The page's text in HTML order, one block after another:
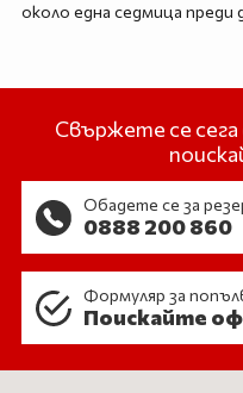
около една седмица преди
Свържете се
Обадете се за
0888 200 860
Формуляр за
Поискайте